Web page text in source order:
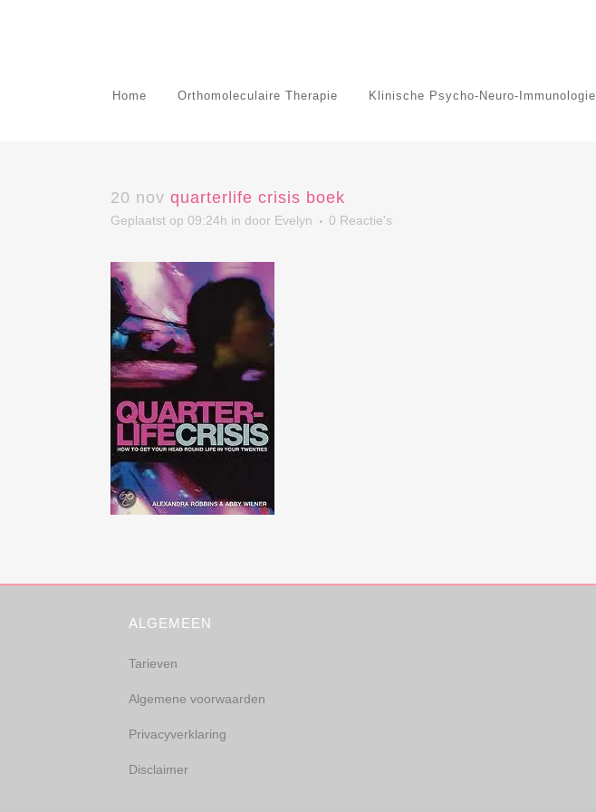
Home Orthomoleculaire Therapie Klinische Psycho-Neuro-Immunologie
20 nov quarterlife crisis boek
Geplaatst op 09:24h in door Evelyn 0 Reactie's
ALGEMEEN
Tarieven
Algemene voorwaarden
Privacyverklaring
Disclaimer